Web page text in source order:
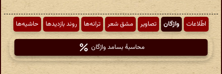
اطّلاعات واژگان تصاویر مشق شعر ترانه‌ها روند بازدیدها حاشیه‌ها
محاسبهٔ بسامد واژگان